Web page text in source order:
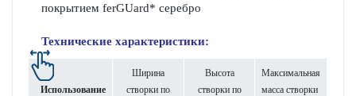
покрытием ferGUard* серебро
Технические характеристики:
Использование
Ширина
створки по
Высота
створки по
Максимальная
масса створки